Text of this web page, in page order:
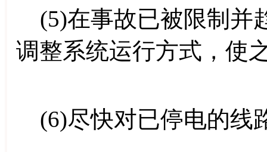
(5)在事故已被限制并
调整系统运行方式，使
(6)尽快对已停电的线